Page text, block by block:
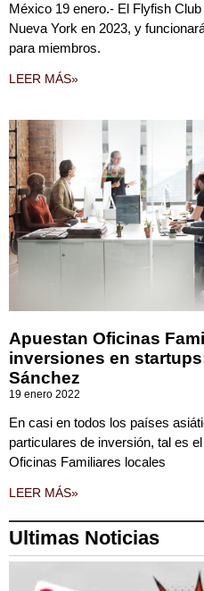
México 19 enero.- El Flyfish
Nueva York en 2023, y
para miembros.
LEER MÁS»
Apuestan Oficinas
inversiones en
Sánchez
19 enero 2022
En casi en todos los países
particulares de inversión, tal es
Oficinas Familiares locales
LEER MÁS»
Ultimas Noticias